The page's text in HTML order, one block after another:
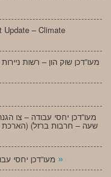
Update – Climate
מעו”דכן שוק הון – רשות
»